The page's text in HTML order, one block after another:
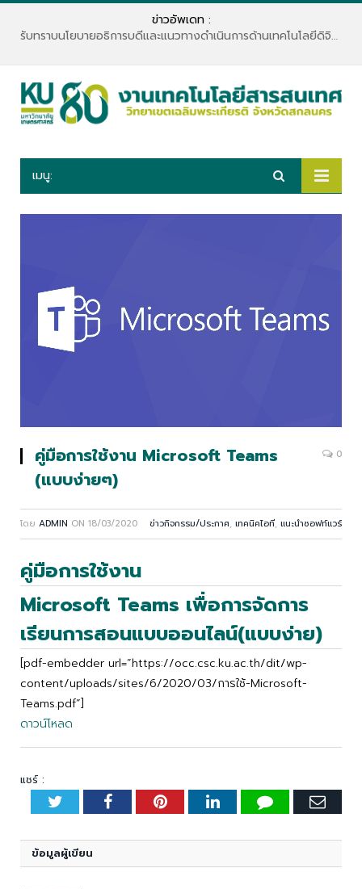
ข่าวอัพเดท :
รับทราบนโยบายอธิการบดีและแนวทางดำเนินการด้านเทคโนโลยีดิจิทัล
เมนู:
คู่มือการใช้งาน Microsoft Teams
(แบบง่ายๆ)
0
โดย ADMIN ON 18/03/2020 ข่าวกิจกรรม/ประกาศ, เทคนิคไอที, แนะนำซอฟท์แวร์
คู่มือการใช้งาน
Microsoft Teams เพื่อการจัดการ
เรียนการสอนแบบออนไลน์(แบบง่าย)
[pdf-embedder url=”https://occ.csc.ku.ac.th/dit/wp-
content/uploads/sites/6/2020/03/การใช้-Microsoft-
Teams.pdf”]
ดาวน์โหลด
แชร์ :
TwitterFacebookPinterestLinkedInTumblr
ข้อมูลผู้เขียน